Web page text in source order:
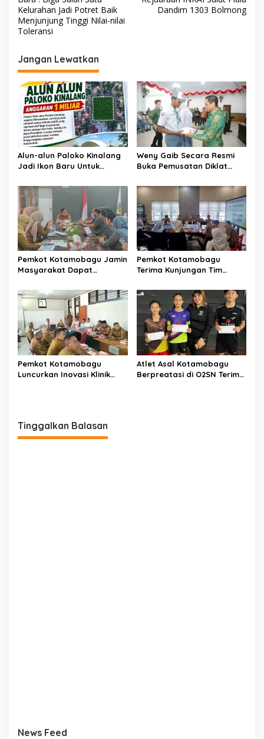
v
i
a
s
p
o
s
Kelurahan Jadi Potret Baik
Menjunjung Tinggi Nilai-nilai
Toleransi
Dandim 1303 Bolmong
Jangan Lewatkan
Alun-alun Paloko Kinalang
Jadi Ikon Baru Untuk
Kotamobagu
Weny Gaib Secara Resmi
Buka Pemusatan Diklat
Kotamobagu
Pemkot Kotamobagu Jamin
Masyarakat Dapat
Pemkot Kotamobagu
Terima Kunjungan Tim
Pemkot Kotamobagu
Luncurkan Inovasi Klinik
Atlet Asal Kotamobagu
Berpreatasi di O2SN Terima
Tinggalkan Balasan
News Feed